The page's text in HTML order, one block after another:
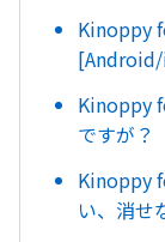
Kinoppy
Kinoppy
ですが？
Kinoppy
い、消せ